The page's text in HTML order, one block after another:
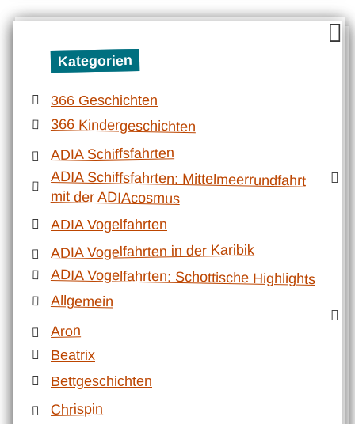
Kategorien
366 Geschichten
366 Kindergeschichten
ADIA Schiffsfahrten
ADIA Schiffsfahrten: Mittelmeerrundfahrt
mit der ADIAcosmus
ADIA Vogelfahrten
ADIA Vogelfahrten in der Karibik
ADIA Vogelfahrten: Schottische Highlights
Allgemein
Aron
Beatrix
Bettgeschichten
Chrispin